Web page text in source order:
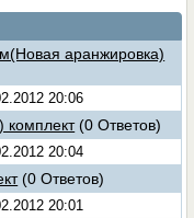
аранжировка)
20:06
комплект (0 Ответов)
20:04
(0 Ответов)
20:01